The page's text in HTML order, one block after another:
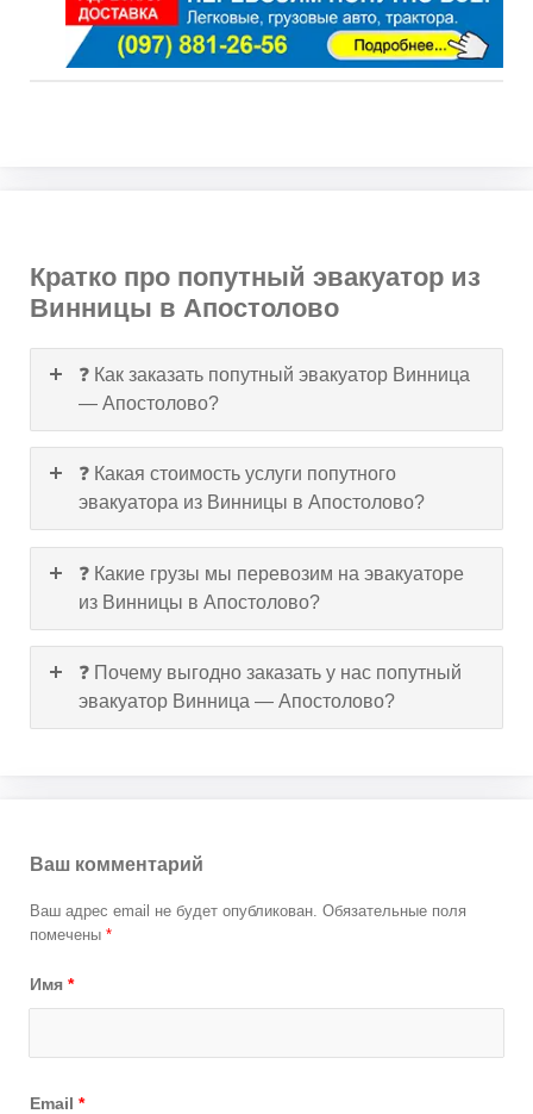
Кратко про попутный эвакуатор из
Винницы в Апостолово
❓ Как заказать попутный эвакуатор Винница
— Апостолово?
❓ Какая стоимость услуги попутного
эвакуатора из Винницы в Апостолово?
❓ Какие грузы мы перевозим на эвакуаторе
из Винницы в Апостолово?
❓ Почему выгодно заказать у нас попутный
эвакуатор Винница — Апостолово?
Ваш комментарий
Ваш адрес email не будет опубликован. Обязательные поля
помечены *
Имя *
Email *